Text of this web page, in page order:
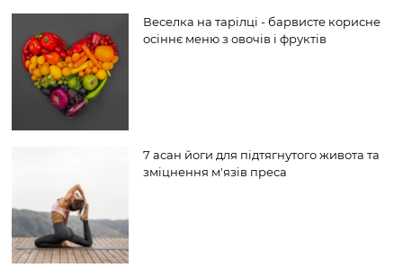
Веселка на тарілці - барвисте корисне
осіннє меню з овочів і фруктів
7 асан йоги для підтягнутого живота та
зміцнення м'язів преса